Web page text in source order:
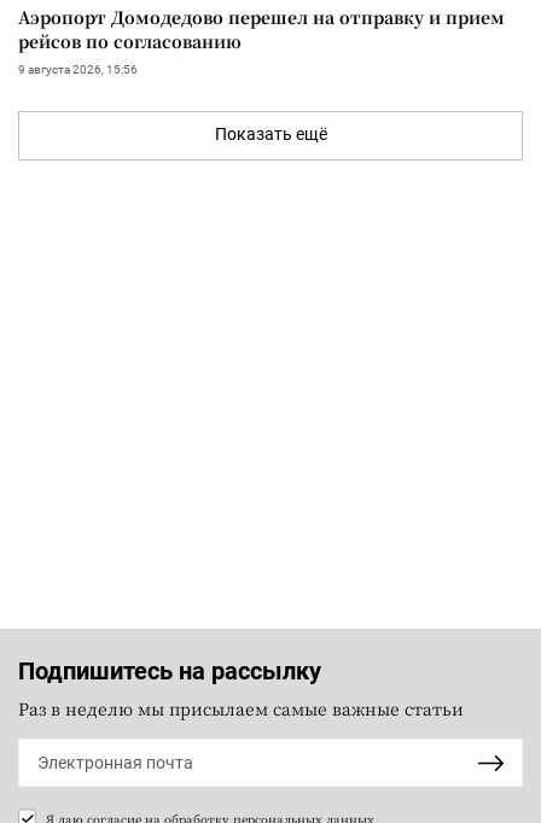
Аэропорт Домодедово перешел на отправку и прием
рейсов по согласованию
9 августа 2026, 15:56
Показать ещё
Подпишитесь на рассылку
Раз в неделю мы присылаем самые важные статьи
Я даю согласие на обработку персональных данных